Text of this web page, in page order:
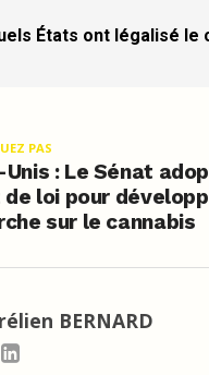
États ont légalisé le
PAS
: Le Sénat
loi pour
sur le cannabis
BERNARD